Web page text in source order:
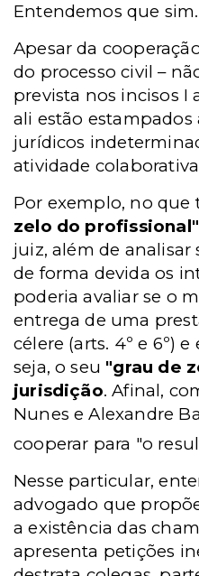
Entendemos que sim.
Apesar da
do processo civil –
prevista nos incisos I
ali estão
jurídicos
atividade
Por exemplo, no que
zelo do profissional"
juiz, além de
de forma devida os
poderia avaliar se o
entrega de uma
célere (arts. 4º e 6º)
seja, o seu "grau de
jurisdição. Afinal,
Nunes e Alexandre
cooperar para "o
Nesse particular,
advogado que
a existência das
apresenta petições